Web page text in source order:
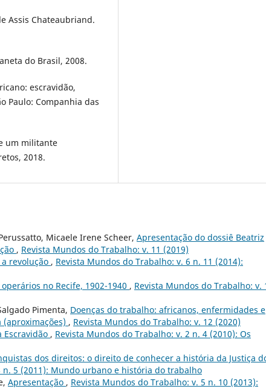
Assis Chateaubriand.
do Brasil, 2008.
escravidão,
Paulo: Companhia das
um militante
2018.
Micaele Irene Scheer, Apresentação do dossiê Beatriz
, Revista Mundos do Trabalho: v. 11 (2019)
revolução , Revista Mundos do Trabalho: v. 6 n. 11 (2014):
no Recife, 1902-1940 , Revista Mundos do Trabalho: v.
Pimenta, Doenças do trabalho: africanos, enfermidades e
, Revista Mundos do Trabalho: v. 12 (2020)
Escravidão , Revista Mundos do Trabalho: v. 2 n. 4 (2010): Os
dos direitos: o direito de conhecer a história da Justiça
n. 5 (2011): Mundo urbano e história do trabalho
Apresentação , Revista Mundos do Trabalho: v. 5 n. 10 (2013):